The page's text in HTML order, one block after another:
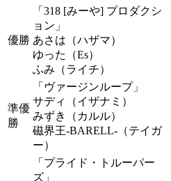
優勝
「318 [みーや] プロダクシ
ョン」
あさは（ハザマ）
ゆった（Es）
ふみ（ライチ）
準優
勝
「ヴァージンループ」
サディ（イザナミ）
みずき（カルル）
磁界王-BARELL-（テイガ
ー）
「プライド・トルーパー
ズ」